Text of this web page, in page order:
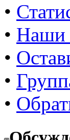
•
• Наши
•
•
•